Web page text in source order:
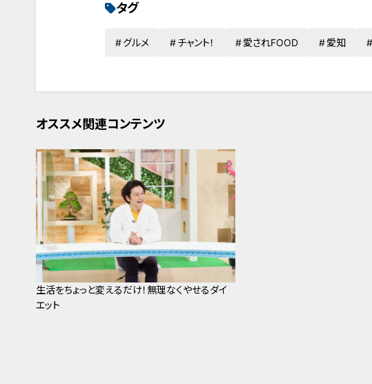
タグ
グルメ チャント！ 愛されFOOD 愛知
オススメ関連コンテンツ
生活をちょっと変えるだけ！無理なくやせるダイ
エット